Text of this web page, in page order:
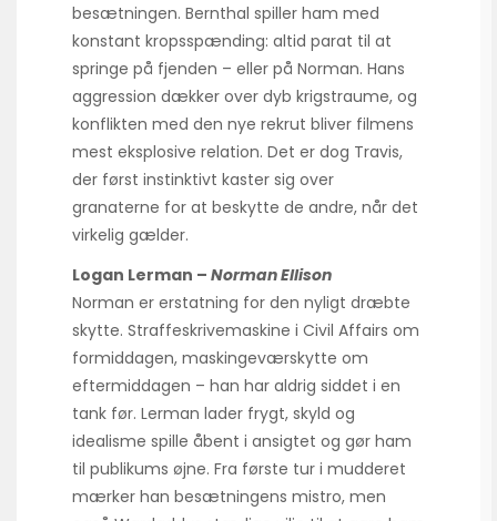
besætningen. Bernthal spiller ham med
konstant kropsspænding: altid parat til at
springe på fjenden – eller på Norman. Hans
aggression dækker over dyb krigstraume, og
konflikten med den nye rekrut bliver filmens
mest eksplosive relation. Det er dog Travis,
der først instinktivt kaster sig over
granaterne for at beskytte de andre, når det
virkelig gælder.
Logan Lerman – Norman Ellison
Norman er erstatning for den nyligt dræbte
skytte. Straffeskrivemaskine i Civil Affairs om
formiddagen, maskin­geværskytte om
eftermiddagen – han har aldrig siddet i en
tank før. Lerman lader frygt, skyld og
idealisme spille åbent i ansigtet og gør ham
til publikums øjne. Fra første tur i mudderet
mærker han besætningens mistro, men